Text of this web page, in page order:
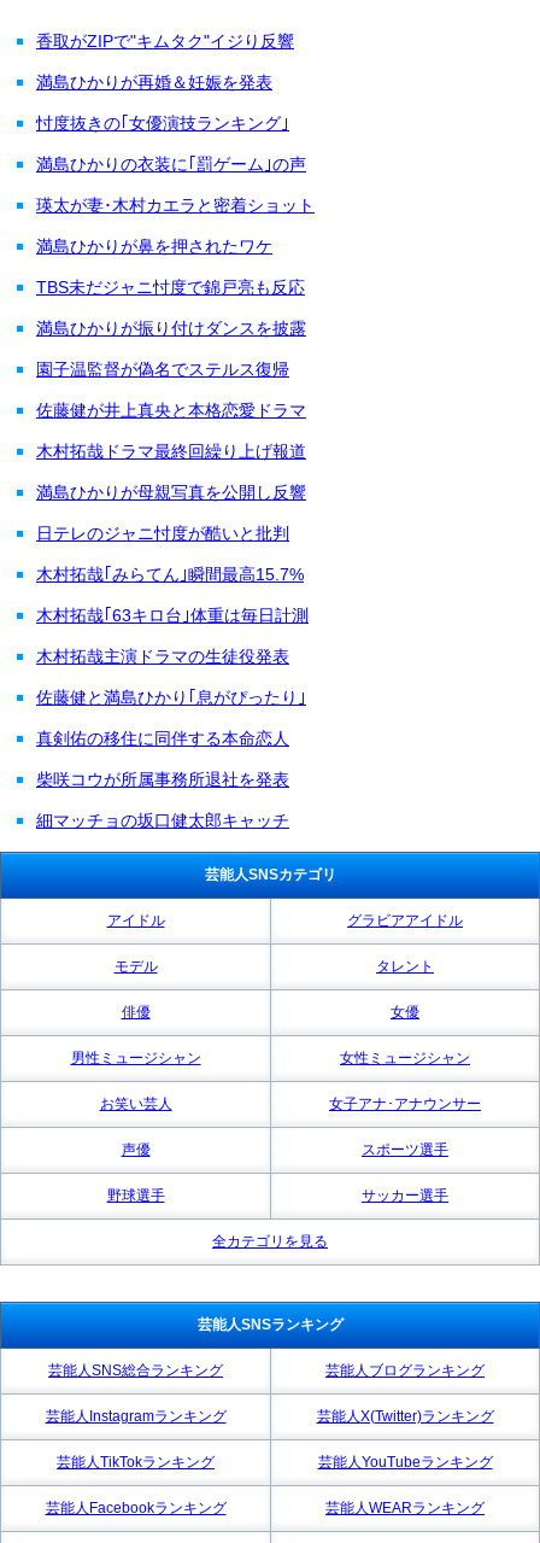
香取がZIPで"キムタク"イジり反響
満島ひかりが再婚＆妊娠を発表
忖度抜きの｢女優演技ランキング｣
満島ひかりの衣装に｢罰ゲーム｣の声
瑛太が妻･木村カエラと密着ショット
満島ひかりが鼻を押されたワケ
TBS未だジャニ忖度で錦戸亮も反応
満島ひかりが振り付けダンスを披露
園子温監督が偽名でステルス復帰
佐藤健が井上真央と本格恋愛ドラマ
木村拓哉ドラマ最終回繰り上げ報道
満島ひかりが母親写真を公開し反響
日テレのジャニ忖度が酷いと批判
木村拓哉｢みらてん｣瞬間最高15.7%
木村拓哉｢63キロ台｣体重は毎日計測
木村拓哉主演ドラマの生徒役発表
佐藤健と満島ひかり｢息がぴったり｣
真剣佑の移住に同伴する本命恋人
柴咲コウが所属事務所退社を発表
細マッチョの坂口健太郎キャッチ
芸能人SNSカテゴリ
アイドル グラビアアイドル
モデル タレント
俳優 女優
男性ミュージシャン 女性ミュージシャン
お笑い芸人 女子アナ･アナウンサー
声優 スポーツ選手
野球選手 サッカー選手
全カテゴリを見る
芸能人SNSランキング
芸能人SNS総合ランキング 芸能人ブログランキング
芸能人Instagramランキング 芸能人X(Twitter)ランキング
芸能人TikTokランキング 芸能人YouTubeランキング
芸能人Facebookランキング 芸能人WEARランキング